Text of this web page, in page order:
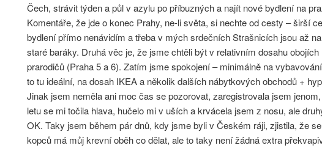
Čech, strávit týden a půl v azylu po příbuzných a najít nové bydlení na
Komentáře, že jde o konec Prahy, ne-li světa, si nechte od cesty – širší
bydlení přímo nenávidím a třeba v mých srdečních Strašnicích jsou až
staré baráky. Druhá věc je, že jsme chtěli být v relativním dosahu
prarodičů (Praha 5 a 6). Zatím jsme spokojení – minimálně na
to tu ideální, na dosah IKEA a několik dalších nábytkových obchodů +
Jinak jsem neměla ani moc čas se pozorovat, zaregistrovala jsem
letu se mi točila hlava, hučelo mi v uších a krvácela jsem z nosu, ale
OK. Taky jsem během pár dnů, kdy jsme byli v Českém ráji, zjistila, že
kopců má můj krevní oběh co dělat, ale to taky není žádná extra